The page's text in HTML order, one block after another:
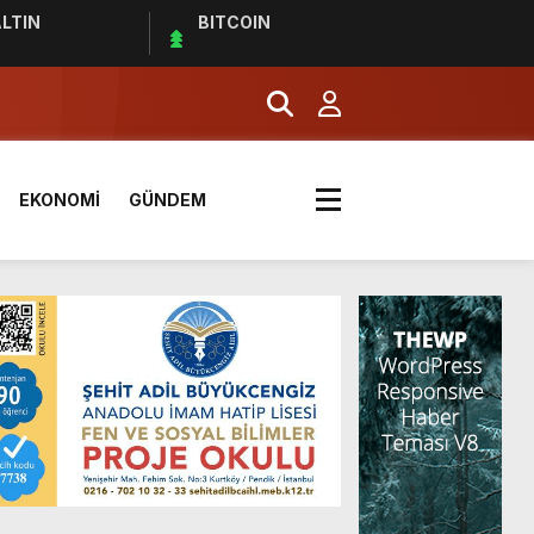
BITCOIN
Ziyaret Etti
EKONOMİ GÜNDEM